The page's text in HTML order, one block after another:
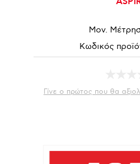
Μον.
Κωδικός
Γίνε ο πρώτος που θα